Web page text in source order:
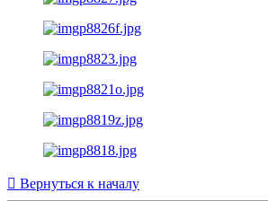
Вернуться к началу